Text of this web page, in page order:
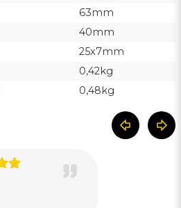
63mm
40mm
25x7mm
0,42kg
0,48kg